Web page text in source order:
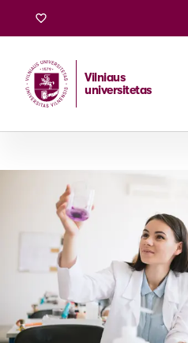
Vilniaus
universitetas